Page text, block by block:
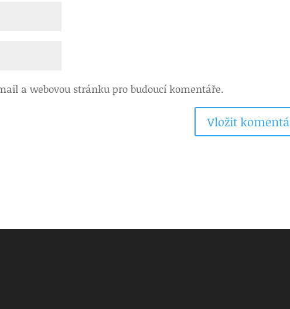
a webovou stránku pro budoucí komentáře.